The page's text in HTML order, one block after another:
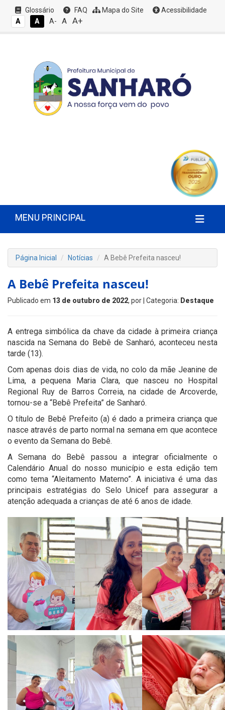
Glossário FAQ Mapa do Site
Acessibilidade
A
A A- A A+
MENU PRINCIPAL
Página Inicial Notícias A Bebê Prefeita nasceu!
A Bebê Prefeita nasceu!
Publicado em 13 de outubro de 2022, por | Categoria: Destaque
A entrega simbólica da chave da cidade à primeira criança
nascida na Semana do Bebê de Sanharó, aconteceu nesta
tarde (13).
Com apenas dois dias de vida, no colo da mãe Jeanine de
Lima, a pequena Maria Clara, que nasceu no Hospital
Regional Ruy de Barros Correia, na cidade de Arcoverde,
tornou-se a “Bebê Prefeita” de Sanharó.
O título de Bebê Prefeito (a) é dado a primeira criança que
nasce através de parto normal na semana em que acontece
o evento da Semana do Bebê.
A Semana do Bebê passou a integrar oficialmente o
Calendário Anual do nosso município e esta edição tem
como tema “Aleitamento Materno”. A iniciativa é uma das
principais estratégias do Selo Unicef para assegurar a
atenção adequada a crianças de até 6 anos de idade.